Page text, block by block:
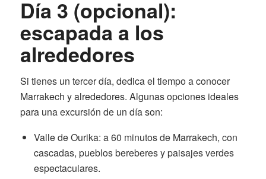
Día 3 (opcional):
escapada a los
alrededores
Si tienes un tercer día, dedica el tiempo a conocer
Marrakech y alrededores. Algunas opciones ideales
para una excursión de un día son:
Valle de Ourika: a 60 minutos de Marrakech, con
cascadas, pueblos bereberes y paisajes verdes
espectaculares.